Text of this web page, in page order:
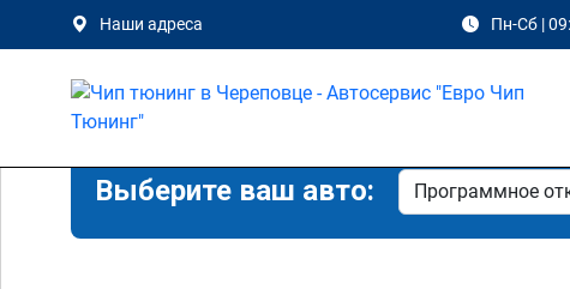
Наши адреса Пн-Сб |
Выберите ваш авто: